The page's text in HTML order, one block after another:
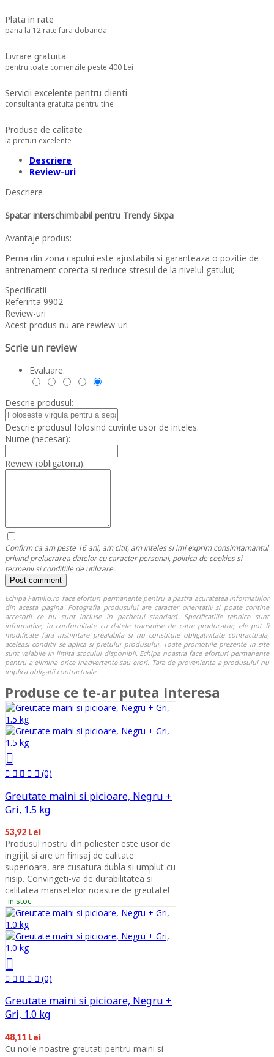
Plata in rate
pana la 12 rate fara dobanda
Livrare gratuita
pentru toate comenzile peste 400 Lei
Servicii excelente pentru clienti
consultanta gratuita pentru tine
Produse de calitate
la preturi excelente
Descriere
Review-uri
Descriere
Spatar interschimbabil pentru Trendy Sixpa
Avantaje produs:
Perna din zona capului este ajustabila si garanteaza o pozitie de
antrenament corecta si reduce stresul de la nivelul gatului;
Specificatii
Referinta 9902
Review-uri
Acest produs nu are rewiew-uri
Scrie un review
Evaluare:
Descrie produsul:
Descrie produsul folosind cuvinte usor de inteles.
Nume (necesar):
Review (obligatoriu):
Confirm ca am peste 16 ani, am citit, am inteles si imi exprim consimtamantul
privind prelucrarea datelor cu caracter personal, politica de cookies si
termenii si conditiile de utilizare.
Echipa Familio.ro face eforturi permanente pentru a pastra acuratetea informatiilor
din acesta pagina. Fotografia produsului are caracter orientativ si poate contine
accesorii ce nu sunt incluse in pachetul standard. Specificatiile tehnice sunt
informative, in conformitate cu datele transmise de catre producator; ele pot fi
modificate fara instiintare prealabila si nu constituie obligativitate contractuala,
aceleasi conditii se aplica si pretului produsului. Toate promotiile prezente in site
sunt valabile in limita stocului disponibil. Echipa noastra face eforturi permanente
pentru a elimina orice inadvertente sau erori. Tara de provenienta a produsului nu
implica obligatii contractuale.
Produse ce te-ar putea interesa
(0)
Greutate maini si picioare, Negru +
Gri, 1.5 kg
53,92 Lei
Produsul nostru din poliester este usor de
ingrijit si are un finisaj de calitate
superioara, are cusatura dubla si umplut cu
nisip. Convingeti-va de durabilitatea si
calitatea mansetelor noastre de greutate!
in stoc
(0)
Greutate maini si picioare, Negru +
Gri, 1.0 kg
48,11 Lei
Cu noile noastre greutati pentru maini si